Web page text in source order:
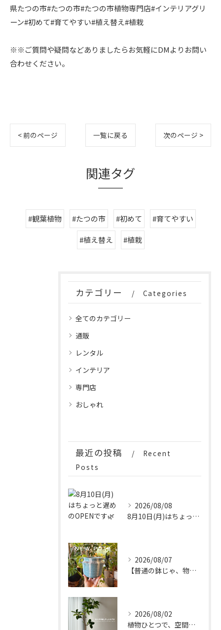
県たつの市#たつの市#たつの市植物専門店#インテリアグリ
ーン#初めて#育てやすい#植え替え#植栽
※※ご質問や疑問などありましたらお気軽にDMよりお問い
合わせください。
< 前のページ 一覧に戻る 次のページ >
関連タグ
#観葉植物 #たつの市 #初めて #育てやすい
#植え替え #植栽
カテゴリー Categories
全てのカテゴリー
通販
レンタル
インテリア
専門店
おしゃれ
最近の投稿
Recent
Posts
2026/08/08
8月10日(月)はちょっと遅めのOPENです🌿
2026/08/07
【普通の鉢じゃ、物足りない。
2026/08/02
植物ひとつで、空間はもっと完成する。